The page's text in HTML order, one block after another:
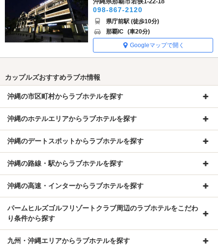
098-867-2120
県庁前駅 (徒歩10分)
那覇IC (車20分)
Googleマップで開く
カップルズおすすめラブホ情報
沖縄の市区町村からラブホテルを探す
沖縄のホテルエリアからラブホテルを探す
沖縄のデートスポットからラブホテルを探す
沖縄の路線・駅からラブホテルを探す
沖縄の高速・インターからラブホテルを探す
パームヒルズゴルフリゾートクラブ周辺のラブホテルをこだわ
り条件から探す
九州・沖縄エリアからラブホテルを探す